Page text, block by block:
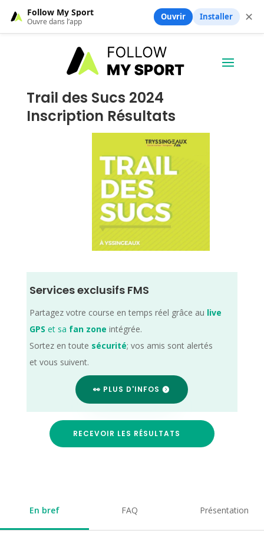
Trail des Sucs 2024
Inscription Résultats
Services exclusifs FMS
Partagez votre course en temps réel grâce au live
GPS et sa fan zone intégrée.
Sortez en toute sécurité; vos amis sont alertés
et vous suivent.
👀 PLUS D'INFOS
RECEVOIR LES RÉSULTATS
En bref FAQ Présentation
Follow My Sport
Ouvre dans l’app Ouvrir Installer ✕